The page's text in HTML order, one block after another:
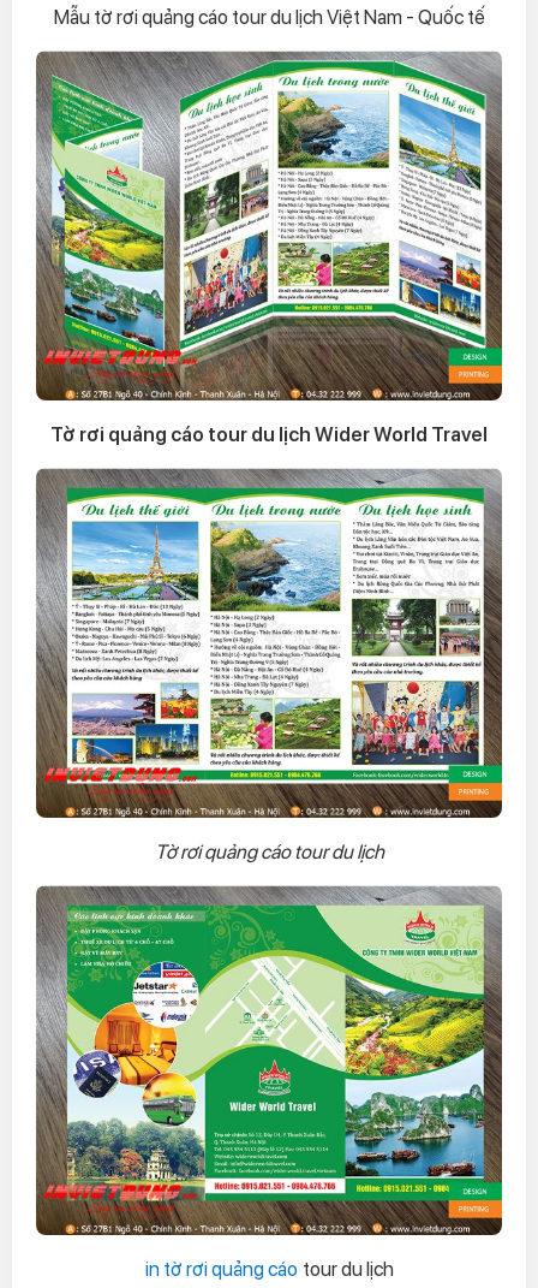
Mẫu tờ rơi quảng cáo tour du lịch Việt Nam - Quốc tế
Tờ rơi quảng cáo tour du lịch Wider World Travel
Tờ rơi quảng cáo tour du lịch
in tờ rơi quảng cáo tour du lịch